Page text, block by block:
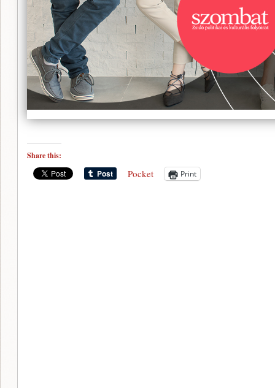
Share this:
Pocket Print